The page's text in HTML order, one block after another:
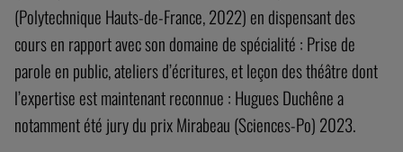
(Polytechnique Hauts-de-France, 2022) en dispensant des
cours en rapport avec son domaine de spécialité : Prise de
parole en public, ateliers d’écritures, et leçon des théâtre dont
l’expertise est maintenant reconnue : Hugues Duchêne a
notamment été jury du prix Mirabeau (Sciences-Po) 2023.